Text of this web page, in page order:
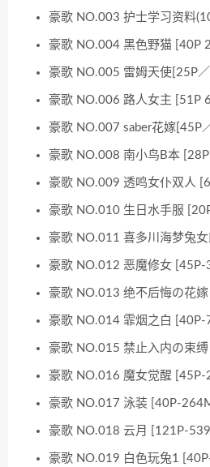
豪歌 NO.003 护士学习资料
豪歌 NO.004 黑色野猫 [40P
豪歌 NO.005 雷姆天使[25P
豪歌 NO.006 路人女主 [51P
豪歌 NO.007 saber花嫁[45P
豪歌 NO.008 南小鸟B本
豪歌 NO.009 透鸣女仆双人
豪歌 NO.010 生日水手服
豪歌 NO.011 喜多川海梦兔
豪歌 NO.012 恶魔修女 [45P-
豪歌 NO.013 绝不后悔の花
豪歌 NO.014 霏烟之白 [40P-
豪歌 NO.015 禁止入内の束
豪歌 NO.016 魔女觉醒 [45P-
豪歌 NO.017 泳装 [40P-
豪歌 NO.018 云月 [121P-
豪歌 NO.019 白色玩兔1